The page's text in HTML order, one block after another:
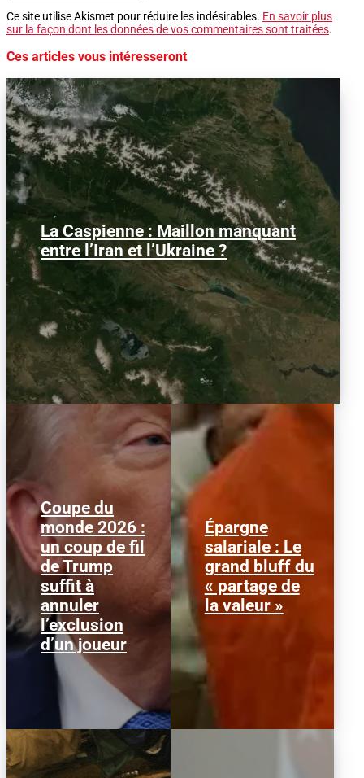
Ce site utilise Akismet pour réduire les indésirables. En savoir plus
sur la façon dont les données de vos commentaires sont traitées.
Ces articles vous intéresseront
La Caspienne : Maillon manquant
entre l’Iran et l’Ukraine ?
Samedi 25 juillet 2026, des drones
ukrainiens ont frappé plusieurs cibles
en mer Caspienne, parmi...
Coupe du
monde 2026 :
un coup de fil
de Trump
suffit à
annuler
l’exclusion
d’un joueur
Le 1er juillet 2026,
l'attaquant américain
Folarin Balogun recevait
un carton rouge
parfaitement...
Épargne
salariale : Le
grand bluff du
« partage de
la valeur »
Alors que l'inflation et la
course aux profits
écrasent le pouvoir
d’achat, la loi « partage
de la...